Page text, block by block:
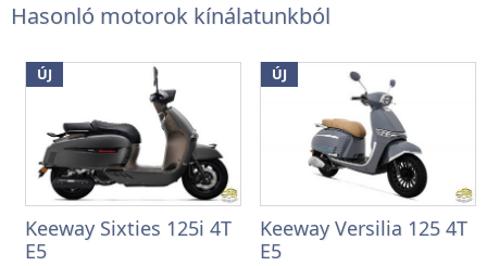
Hasonló motorok kínálatunkból
ÚJ
Keeway Sixties 125i 4T
E5
ÚJ
Keeway Versilia 125 4T
E5